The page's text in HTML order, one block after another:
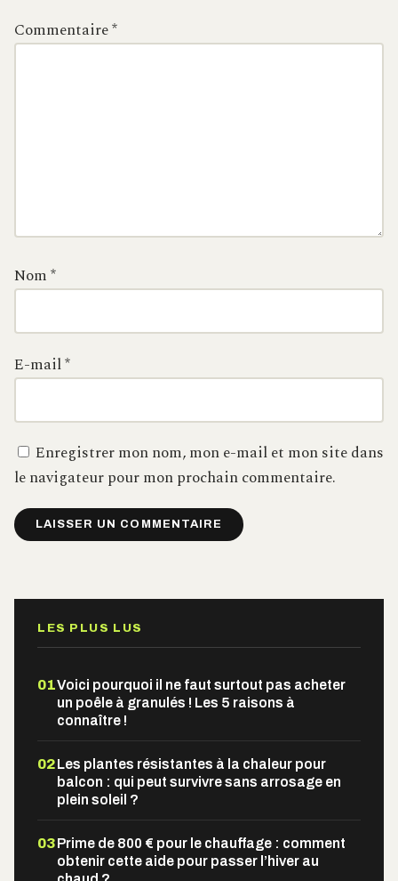
Commentaire*
Nom*
E-mail*
Enregistrer mon nom, mon e-mail et mon site dans
le navigateur pour mon prochain commentaire.
LES PLUS LUS
01Voici pourquoi il ne faut surtout pas acheter
un poêle à granulés ! Les 5 raisons à
connaître !
02Les plantes résistantes à la chaleur pour
balcon : qui peut survivre sans arrosage en
plein soleil ?
03Prime de 800 € pour le chauffage : comment
obtenir cette aide pour passer l’hiver au